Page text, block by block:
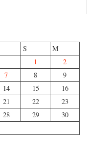
S
M
1
2
7 8
9
14 15
16
21 22
23
28 29
30